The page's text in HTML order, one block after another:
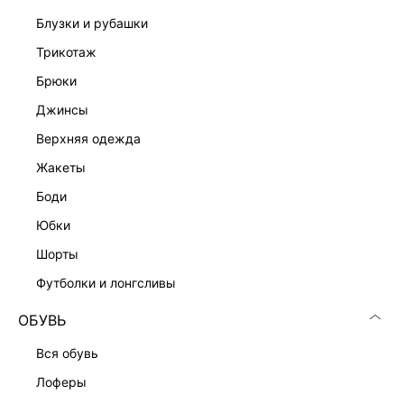
блузки и рубашки
трикотаж
брюки
джинсы
верхняя одежда
жакеты
боди
юбки
шорты
футболки и лонгсливы
ОБУВЬ
вся обувь
лоферы
КАТАЛОГ
КЛИЕНТАМ